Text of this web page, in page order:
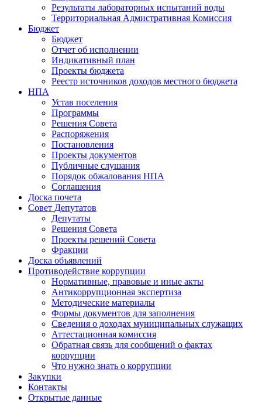
Результаты лабораторных испытаний воды
Территориальная Адмистративная Комиссия
Бюджет
Бюджет
Отчет об исполнении
Индикативный план
Проекты бюджета
Реестр источников доходов местного бюджета
НПА
Устав поселения
Программы
Решения Совета
Распоряжения
Постановления
Проекты документов
Публичные слушания
Порядок обжалования НПА
Соглашения
Доска почета
Совет Депутатов
Депутаты
Решения Совета
Проекты решений Совета
Фракции
Доска объявлений
Противодействие коррупции
Нормативные, правовые и иные акты
Антикоррупционная экспертиза
Методические материалы
Формы документов для заполнения
Сведения о доходах муниципальных служащих
Аттестационная комиссия
Обратная связь для сообщений о фактах
коррупции
Что нужно знать о коррупции
Закупки
Контакты
Открытые данные